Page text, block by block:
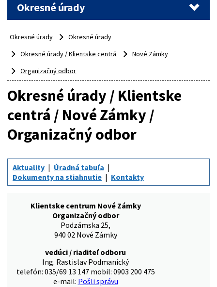
Okresné úrady
Okresné úrady
Okresné úrady
Okresné úrady / Klientske centrá
Nové Zámky
Organizačný odbor
Okresné úrady / Klientske
centrá / Nové Zámky /
Organizačný odbor
Aktuality
Úradná tabuľa
Dokumenty na stiahnutie
Kontakty
Klientske centrum Nové Zámky
Organizačný odbor
Podzámska 25,
940 02 Nové Zámky
vedúci / riaditeľ odboru
Ing. Rastislav Podmanický
telefón: 035/69 13 147 mobil: 0903 200 475
e-mail: Pošli správu